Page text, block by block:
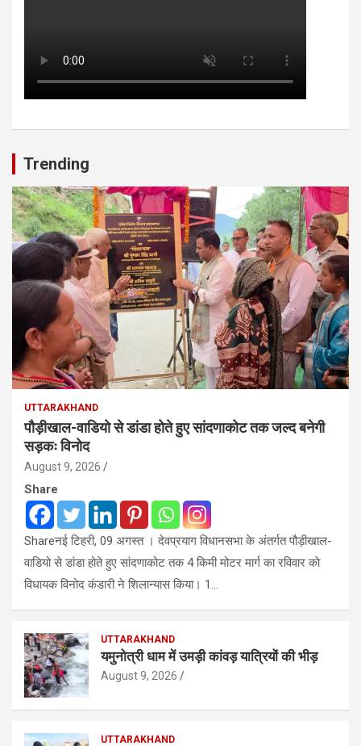
Trending
UTTARAKHAND
पौड़ीखाल-वाडियो से डांडा होते हुए सांदणाकोट तक जल्द बनेगी
सड़कः विनोद
August 9, 2026
Share
Shareनई टिहरी, 09 अगस्त । देवप्रयाग विधानसभा के अंतर्गत पौड़ीखाल-
वाडियो से डांडा होते हुए सांदणाकोट तक 4 किमी मोटर मार्ग का रविवार काे
विधायक विनोद कंडारी ने शिलान्यास किया। 1…
UTTARAKHAND
यमुनोत्री धाम में उमड़ी कांवड़ यात्रियों की भीड़
August 9, 2026
UTTARAKHAND